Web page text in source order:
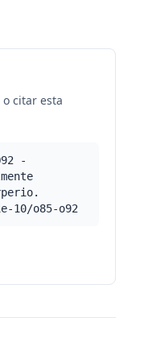
citar esta
-
10/o85-o92